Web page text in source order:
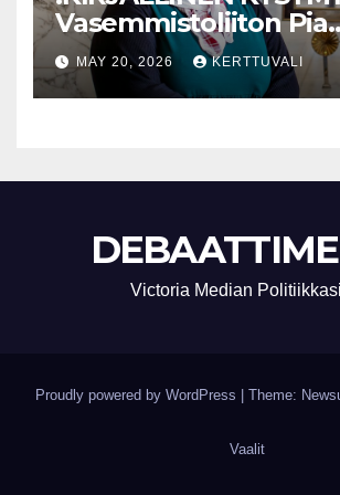
Vasemmistoliiton Pia
Lohikoski: Missä
hallituksen
kunnille?
MAY 20, 2026 KERTTUVALI
Victoria Median
Proudly powered by WordPress Theme:
Vaalit